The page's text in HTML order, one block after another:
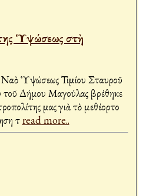
Ὑψώσεως στὴ
Ναὸ Ὑψώσεως Τιμίου Σταυροῦ
τοῦ Δήμου Μαγούλας βρέθηκε
μας γιὰ τὸ μεθέορτο
τread more..